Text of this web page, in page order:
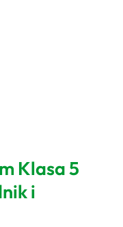
Klasa 5
i